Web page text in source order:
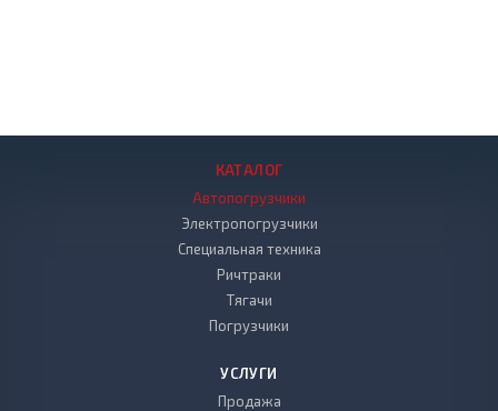
КАТАЛОГ
Автопогрузчики
Электропогрузчики
Специальная техника
Ричтраки
Тягачи
Погрузчики
УСЛУГИ
Продажа